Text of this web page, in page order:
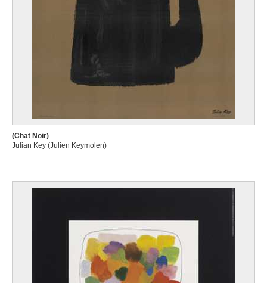
(Chat Noir)
Julian Key (Julien Keymolen)